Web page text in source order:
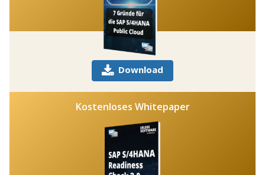
Download
Kostenloses Whitepaper